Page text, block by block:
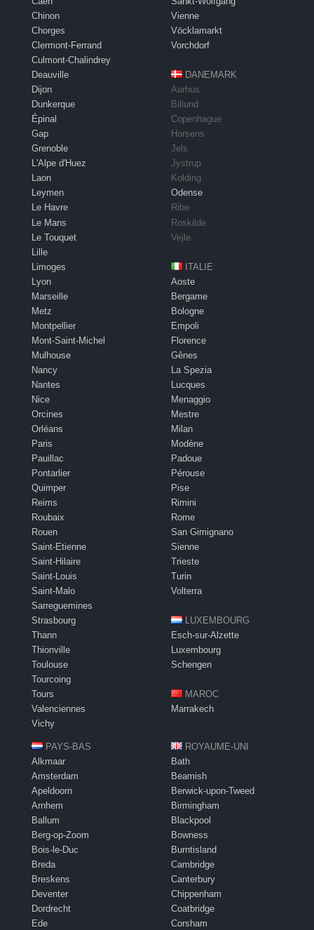
Chinon
Chorges
Clermont-Ferrand
Culmont-Chalindrey
Deauville
Dijon
Dunkerque
Épinal
Gap
Grenoble
L'Alpe d'Huez
Laon
Leymen
Le Havre
Le Mans
Le Touquet
Lille
Limoges
Lyon
Marseille
Metz
Montpellier
Mont-Saint-Michel
Mulhouse
Nancy
Nantes
Nice
Orcines
Orléans
Paris
Pauillac
Pontarlier
Quimper
Reims
Roubaix
Rouen
Saint-Etienne
Saint-Hilaire
Saint-Louis
Saint-Malo
Sarreguemines
Strasbourg
Thann
Thionville
Toulouse
Tourcoing
Tours
Valenciennes
Vichy
Vienne
Vöcklamarkt
Vorchdorf
DANEMARK
Aarhus
Billund
Copenhague
Horsens
Jels
Jystrup
Kolding
Odense
Ribe
Roskilde
Vejle
ITALIE
Aoste
Bergame
Bologne
Empoli
Florence
Gênes
La Spezia
Lucques
Menaggio
Mestre
Milan
Modène
Padoue
Pérouse
Pise
Rimini
Rome
San Gimignano
Sienne
Trieste
Turin
Volterra
LUXEMBOURG
Esch-sur-Alzette
Luxembourg
Schengen
MAROC
Marrakech
PAYS-BAS
Alkmaar
Amsterdam
Apeldoorn
Arnhem
Ballum
Berg-op-Zoom
Bois-le-Duc
Breda
Breskens
Deventer
Dordrecht
Ede
ROYAUME-UNI
Bath
Beamish
Berwick-upon-Tweed
Birmingham
Blackpool
Bowness
Burntisland
Cambridge
Canterbury
Chippenham
Coatbridge
Corsham